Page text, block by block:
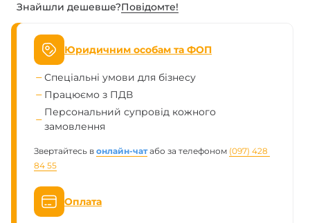
Знайшли дешевше?Повiдомте!
Юридичним особам та ФОП
Спеціальні умови для бізнесу
Працюємо з ПДВ
Персональний супровід кожного
замовлення
Звертайтесь в онлайн-чат або за телефоном (097) 428
84 55
Оплата